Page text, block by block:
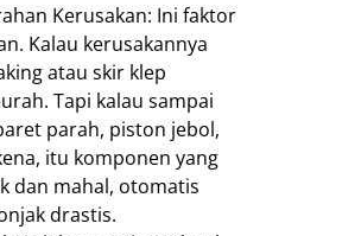
Kerusakan: Ini faktor
Kalau kerusakannya
atau skir klep
Tapi kalau sampai
parah, piston jebol,
itu komponen yang
dan mahal, otomatis
drastis.